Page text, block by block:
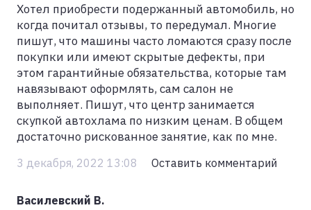
Хотел приобрести подержанный автомобиль, но
когда почитал отзывы, то передумал. Многие
пишут, что машины часто ломаются сразу после
покупки или имеют скрытые дефекты, при
этом гарантийные обязательства, которые там
навязывают оформлять, сам салон не
выполняет. Пишут, что центр занимается
скупкой автохлама по низким ценам. В общем
достаточно рискованное занятие, как по мне.
3 декабря, 2022 13:08 Оставить комментарий
Василевский В.